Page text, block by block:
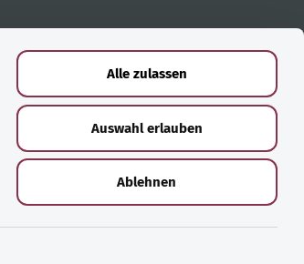
Alle zulassen
Auswahl erlauben
Ablehnen